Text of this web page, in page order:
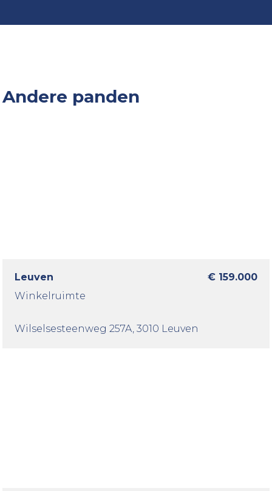
Andere panden
Leuven
€ 159.000
Winkelruimte
Wilselsesteenweg 257A , 3010 Leuven